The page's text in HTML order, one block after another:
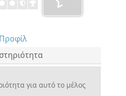
Προφίλ
για αυτό το μέλος